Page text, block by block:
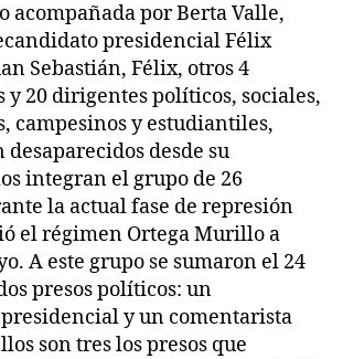
acompañada por Berta Valle,
presidencial Félix
Sebastián, Félix, otros 4
y 20 dirigentes políticos, sociales,
campesinos y estudiantiles,
desde su
integran el grupo de 26
la actual fase de represión
el régimen Ortega Murillo a
A este grupo se sumaron el 24
presos políticos: un
y un comentarista
son tres los presos que